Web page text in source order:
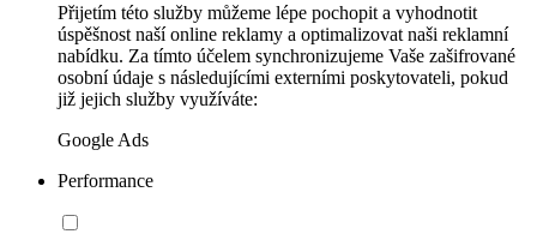
Přijetím této služby můžeme lépe pochopit a vyhodnotit
úspěšnost naší online reklamy a optimalizovat naši reklamní
nabídku. Za tímto účelem synchronizujeme Vaše zašifrované
osobní údaje s následujícími externími poskytovateli, pokud
již jejich služby využíváte:
Google Ads
Performance